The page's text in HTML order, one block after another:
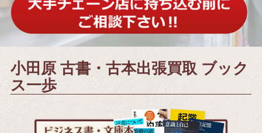
小田原 古書・古本出張買取 ブック
ス一歩